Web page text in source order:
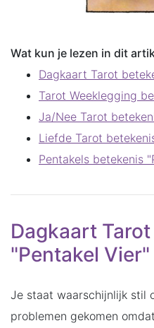
Wat kun je lezen in dit
Dagkaart Tarot
Tarot Weeklegging
Ja/Nee Tarot
Liefde Tarot
Pentakels betekenis
Dagkaart
"Pentakel Vier"
Je staat waarschijnlijk stil
problemen gekomen